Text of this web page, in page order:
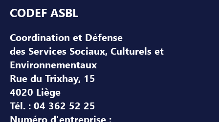
CODEF ASBL
Coordination et Défense
des Services Sociaux, Culturels et
Environnementaux
Rue du Trixhay, 15
4020 Liège
Tél. : 04 362 52 25
Numéro d'entreprise :